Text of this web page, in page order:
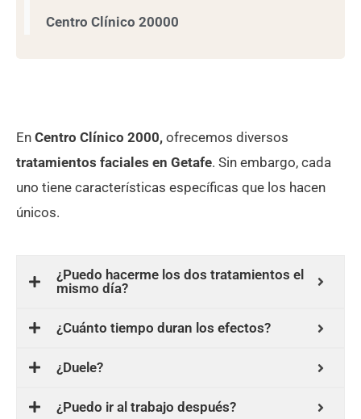
Centro Clínico 20000
En Centro Clínico 2000, ofrecemos diversos
tratamientos faciales en Getafe. Sin embargo, cada
uno tiene características específicas que los hacen
únicos.
¿Puedo hacerme los dos tratamientos el
mismo día?
¿Cuánto tiempo duran los efectos?
¿Duele?
¿Puedo ir al trabajo después?